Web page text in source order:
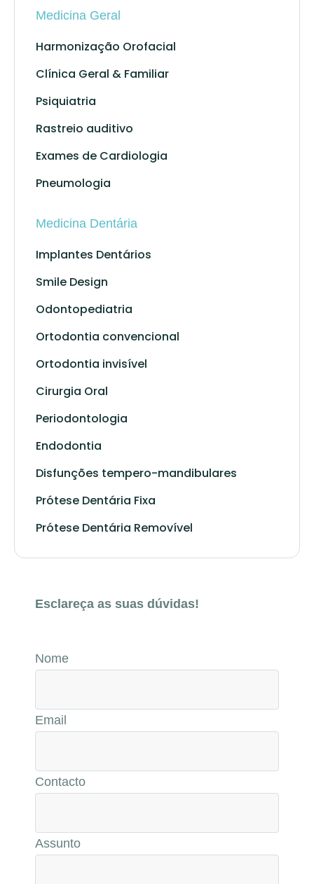
Medicina Geral
Harmonização Orofacial
Clínica Geral & Familiar
Psiquiatria
Rastreio auditivo
Exames de Cardiologia
Pneumologia
Medicina Dentária
Implantes Dentários
Smile Design
Odontopediatria
Ortodontia convencional
Ortodontia invisível
Cirurgia Oral
Periodontologia
Endodontia
Disfunções tempero-mandibulares
Prótese Dentária Fixa
Prótese Dentária Removível
Esclareça as suas dúvidas!
Nome
Email
Contacto
Assunto